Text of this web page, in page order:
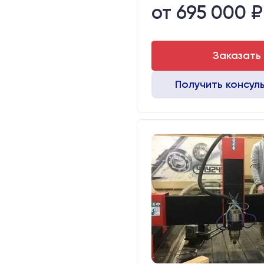
Двигатели:
от 695 000 ₽
Заказать
Получить